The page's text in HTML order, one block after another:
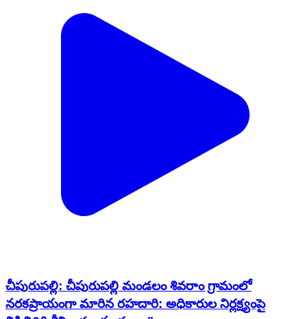
చీపురుపల్లి: చీపురుపల్లి మండలం శివరాం గ్రామంలో
నరకప్రాయంగా మారిన రహదారి: అధికారుల నిర్లక్ష్యంపై